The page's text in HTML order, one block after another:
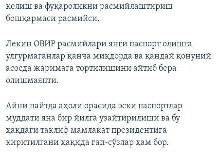
келиш ва фуқароликни расмийлаштириш
бошқармаси расмийси.
Лекин ОВИР расмийлари янги паспорт олишга
улгурмаганлар қанча миқдорда ва қандай қонуний
асосда жаримага тортилишини айтиб бера
олишмаяпти.
Айни пайтда аҳоли орасида эски паспортлар
муддати яна бир йилга узайтирилиши ва бу
ҳақдаги таклиф мамлакат президентига
киритилгани ҳақида гап-сўзлар ҳам бор.